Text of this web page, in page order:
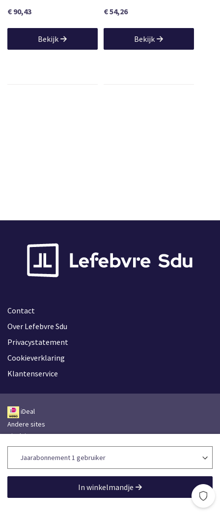
In winkelmandje
€ 90,43
Bekijk
€ 54,26
Bekijk
Contact
Over Lefebvre Sdu
Privacystatement
Cookieverklaring
Klantenservice
iDeal
Andere sites
Disclaimer
Leveringsvoorwaarden
Toegankelijkheidsverklaring
Lefebvre Group